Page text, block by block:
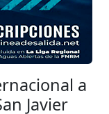
a
Javier